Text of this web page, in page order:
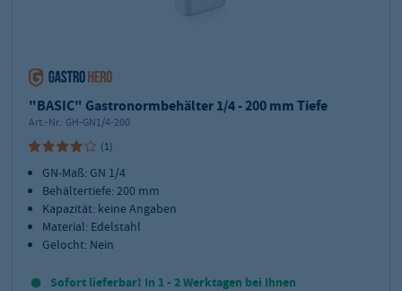
"BASIC" Gastronormbehälter 1/4 - 200 mm Tiefe
Art.-Nr.: GH-GN1/4-200
(1)
GN-Maß: GN 1/4
Behältertiefe: 200 mm
Kapazität: keine Angaben
Material: Edelstahl
Gelocht: Nein
Sofort lieferbar! In 1 - 2 Werktagen bei Ihnen